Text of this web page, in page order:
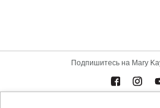
Подпишитесь на Mary